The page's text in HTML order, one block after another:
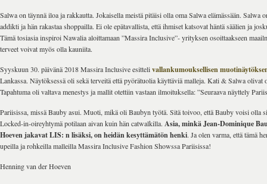
Salwa on täynnä iloa ja rakkautta. Jokaisella meistä pitäisi olla oma Salwa elämässään. Salwa
addikti ja hän rakastaa shoppailla. Ei ole epätavallista, että ihmiset katsovat häntä säälien ja
Tämä tosiasia inspiroi Nawalia aloittamaan ”Massira Inclusive”- yrityksen osoittaakseen
terveet voivat myös olla kauniita.
Syyskuun 30. päivänä 2018 Massira Inclusive esittelivallankumouksellisen
Lankassa. Näytöksessä oli sekä terveitä että pyörätuolia käyttäviä malleja. Kati & Salwa olivat
Tapahtuma oli valtava menestys ja mallit otettiin vastaan ​​ilmoituksella: ”Seuraava näyttely
Pariisissa, missä Bauby asui. Muoti, mikä oli Baubyn työtä. Sitä toivoo, että Bauby voisi olla
Locked-in-oireyhtymä potilaan aivan kuin hän catwalkilla. Asia, minkä Jean-Dominique
Hoeven jakavat LIS: n lisäksi, on heidän kesyttämätön henki. Ja olen varma, että tämä
upeilla ja rohkeilla malleilla Massira Inclusive Fashion Showssa Pariisissa!
Henning van der Hoeven